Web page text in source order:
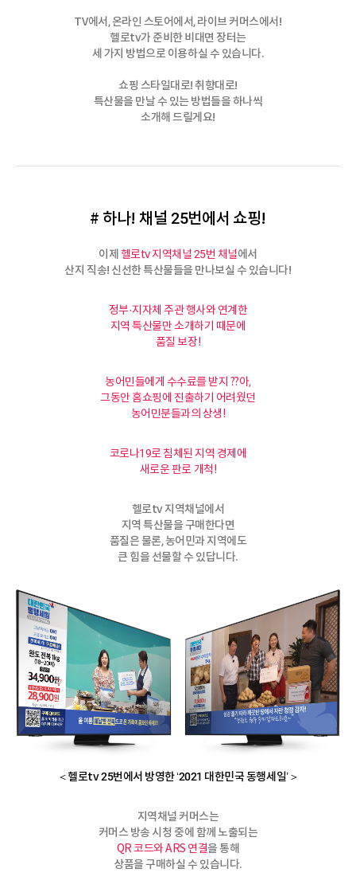
TV에서, 온라인 스토어에서, 라이브 커머스에서!
헬로tv가 준비한 비대면 장터는
세 가지 방법으로 이용하실 수 있습니다.
쇼핑 스타일대로! 취향대로!
특산물을 만날 수 있는 방법들을 하나씩
소개해 드릴게요!
# 하나! 채널 25번에서 쇼핑!
이제 헬로tv 지역채널 25번 채널에서
산지 직송! 신선한 특산물들을 만나보실 수 있습니다!
정부·지자체 주관 행사와 연계한
지역 특산물만 소개하기 때문에
품질 보장!
농어민들에게 수수료를 받지 ??아,
그동안 홈쇼핑에 진출하기 어려웠던
농어민분들과의 상생!
코로나19로 침체된 지역 경제에
새로운 판로 개척!
헬로tv 지역채널에서
지역 특산물을 구매한다면
품질은 물론, 농어민과 지역에도
큰 힘을 선물할 수 있답니다.
＜헬로tv 25번에서 방영한 ‘2021 대한민국 동행세일’＞
지역채널 커머스는
커머스 방송 시청 중에 함께 노출되는
QR 코드와 ARS 연결을 통해
상품을 구매하실 수 있습니다.